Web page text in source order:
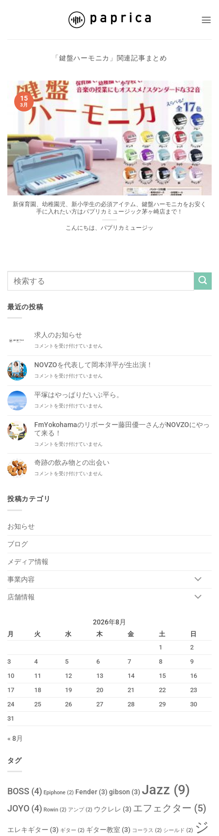
「 鍵盤ハーモニカ 」関連記事まとめ
新保育園、幼稚園児、新小学生の必須アイテム、鍵盤ハーモニカをお安く
手に入れたい方はパプリカミュージック茅ヶ崎店まで！
こんにちは、パプリカミュージッ
15
3月
最近の投稿
求人のお知らせ
求
の
知
せ
コメントを受け付けていません
NOVZOを代表して岡本洋平が生出演！
NOVZO
代
表
し
岡
本
平
生
コメントを受け付けていません
平塚はやっぱりだいぶ平ら。
平
は
っ
ぱ
だ
ぶ
は
コメントを受け付けていません
FmYokohamaのリポーター藤田優一さんがNOVZOにやっ
て来る！
FmYokohama
リ
ポ
ー
藤
に
コメントを受け付けていません
奇跡の飲み物との出会い
奇
飲
は
コメントを受け付けていません
投稿カテゴリ
お知らせ
ブログ
メディア情報
事業内容
店舗情報
2026年8月
月 火 水 木 金 土
日
1
2
3
4 5 6 7 8
9
10
11 12 13 14 15
16
17
18 19 20 21 22
23
24
25 26 27 28 29
30
31
« 8月
タグ
BOSS (4) Epiphone (2) Fender (3) gibson (3) Jazz (9)
JOYO (4) Rowin (2) アンプ(2) ウクレレ (3) エフェクター (5)
エレキギター (3) ギター (2) ギター教室 (3) コーラス (2) シールド (2) ジ